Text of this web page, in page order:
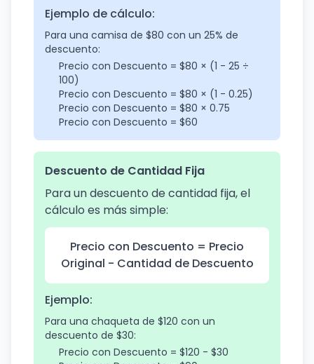
Ejemplo de cálculo:
Para una camisa de $80 con un 25% de
descuento:
Precio con Descuento = $80 × (1 - 25 ÷
100)
Precio con Descuento = $80 × (1 - 0.25)
Precio con Descuento = $80 × 0.75
Precio con Descuento = $60
Descuento de Cantidad Fija
Para un descuento de cantidad fija, el
cálculo es más simple:
Precio con Descuento = Precio
Original - Cantidad de Descuento
Ejemplo:
Para una chaqueta de $120 con un
descuento de $30:
Precio con Descuento = $120 - $30